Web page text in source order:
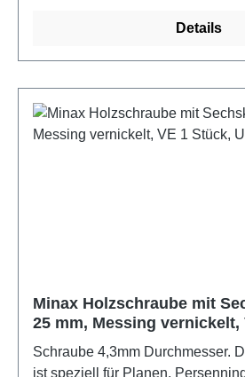
Persenning mit dem Bootsdeck.
Rundeisen benötigt.Farbe:
Details
Minax Holzschraube mit
25 mm, Messing vernickelt,
100 Stück
Schraube 4,3mm Durchmesser.
ist speziell für Planen,